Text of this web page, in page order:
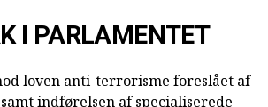
I PARLAMENTET
loven anti-terrorisme foreslået af
indførelsen af specialiserede